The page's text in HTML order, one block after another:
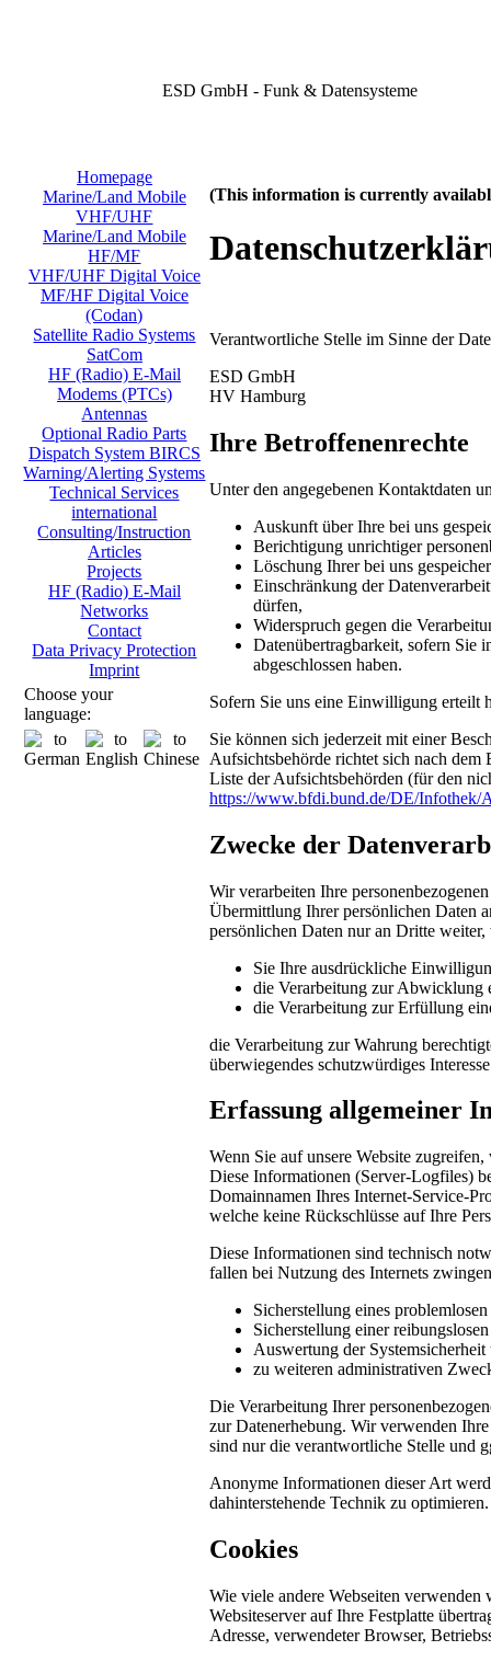
ESD GmbH - Funk & Datensysteme
Homepage
Marine/Land Mobile
VHF/UHF
Marine/Land Mobile
HF/MF
VHF/UHF Digital Voice
MF/HF Digital Voice
(Codan)
Satellite Radio Systems
SatCom
HF (Radio) E-Mail
Modems (PTCs)
Antennas
Optional Radio Parts
Dispatch System BIRCS
Warning/Alerting Systems
Technical Services
international
Consulting/Instruction
Articles
Projects
HF (Radio) E-Mail
Networks
Contact
Data Privacy Protection
Imprint
Choose your
language:
(This information is currently
Verantwortliche Stelle im Sinne der
ESD GmbH
HV Hamburg
Ihre Betroffenenrechte
Unter den angegebenen Kontaktdaten
Auskunft über Ihre bei uns
Berichtigung unrichtiger
Löschung Ihrer bei uns
Einschränkung der
dürfen,
Widerspruch gegen die
Datenübertragbarkeit, sofern Sie
abgeschlossen haben.
Sofern Sie uns eine Einwilligung erteilt
Sie können sich jederzeit mit einer
Aufsichtsbehörde richtet sich nach
Liste der Aufsichtsbehörden (für den
https://www.bfdi.bund.de/DE/Infothek/
Zwecke der
Wir verarbeiten Ihre
Übermittlung Ihrer persönlichen Daten
persönlichen Daten nur an Dritte weiter,
Sie Ihre ausdrückliche
die Verarbeitung zur Abwicklung
die Verarbeitung zur Erfüllung
die Verarbeitung zur Wahrung
überwiegendes schutzwürdiges
Erfassung allgemeiner
Wenn Sie auf unsere Website
Diese Informationen (Server-Logfiles)
Domainnamen Ihres Internet-Service-
welche keine Rückschlüsse auf Ihre
Diese Informationen sind technisch
fallen bei Nutzung des Internets
Sicherstellung eines
Sicherstellung einer
Auswertung der
zu weiteren administrativen
Die Verarbeitung Ihrer
zur Datenerhebung. Wir verwenden
sind nur die verantwortliche Stelle und
Anonyme Informationen dieser Art
dahinterstehende Technik zu optimieren.
Cookies
Wie viele andere Webseiten
Websiteserver auf Ihre Festplatte
Adresse, verwendeter Browser,